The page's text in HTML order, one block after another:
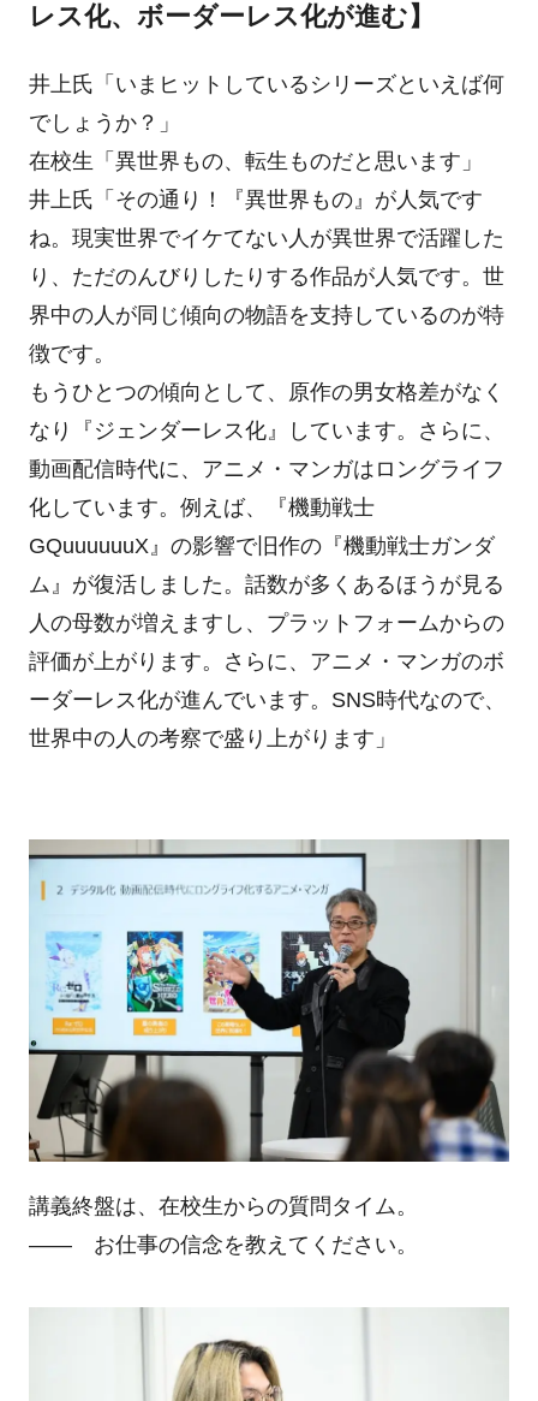
レス化、ボーダーレス化が進む】
井上氏「いまヒットしているシリーズといえば何
でしょうか？」
在校生「異世界もの、転生ものだと思います」
井上氏「その通り！『異世界もの』が人気です
ね。現実世界でイケてない人が異世界で活躍した
り、ただのんびりしたりする作品が人気です。世
界中の人が同じ傾向の物語を支持しているのが特
徴です。
もうひとつの傾向として、原作の男女格差がなく
なり『ジェンダーレス化』しています。さらに、
動画配信時代に、アニメ・マンガはロングライフ
化しています。例えば、『機動戦士
GQuuuuuuX』の影響で旧作の『機動戦士ガンダ
ム』が復活しました。話数が多くあるほうが見る
人の母数が増えますし、プラットフォームからの
評価が上がります。さらに、アニメ・マンガのボ
ーダーレス化が進んでいます。SNS時代なので、
世界中の人の考察で盛り上がります」
講義終盤は、在校生からの質問タイム。
―― お仕事の信念を教えてください。